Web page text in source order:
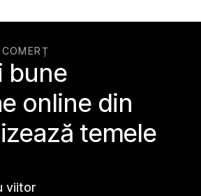
bune
online din
temele
viitor